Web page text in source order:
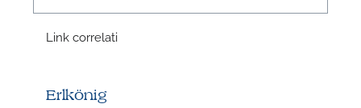
Link correlati
Erlkönig